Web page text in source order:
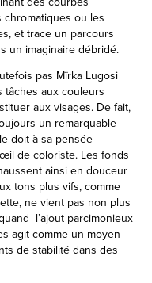
ou les
et trace un parcours
un imaginaire débridé.
pas Mïrka Lugosi
tâches aux couleurs
aux visages. De fait,
un remarquable
doit à sa pensée
de coloriste. Les fonds
ainsi en douceur
tons plus vifs, comme
ne vient pas non plus
l’ajout parcimonieux
agit comme un moyen
de stabilité dans des